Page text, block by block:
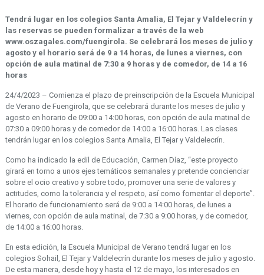
Tendrá lugar en los colegios Santa Amalia, El Tejar y Valdelecrín y
las reservas se pueden formalizar a través de la web
www.oszagales.com/fuengirola. Se celebrará los meses de julio y
agosto y el horario será de 9 a 14 horas, de lunes a viernes, con
opción de aula matinal de 7:30 a 9 horas y de comedor, de 14 a 16
horas
24/4/2023 – Comienza el plazo de preinscripción de la Escuela Municipal
de Verano de Fuengirola, que se celebrará durante los meses de julio y
agosto en horario de 09:00 a 14:00 horas, con opción de aula matinal de
07:30 a 09:00 horas y de comedor de 14:00 a 16:00 horas. Las clases
tendrán lugar en los colegios Santa Amalia, El Tejar y Valdelecrín.
Como ha indicado la edil de Educación, Carmen Díaz, “este proyecto
girará en torno a unos ejes temáticos semanales y pretende concienciar
sobre el ocio creativo y sobre todo, promover una serie de valores y
actitudes, como la tolerancia y el respeto, así como fomentar el deporte”.
El horario de funcionamiento será de 9:00 a 14:00 horas, de lunes a
viernes, con opción de aula matinal, de 7:30 a 9:00 horas, y de comedor,
de 14:00 a 16:00 horas.
En esta edición, la Escuela Municipal de Verano tendrá lugar en los
colegios Sohail, El Tejar y Valdelecrín durante los meses de julio y agosto.
De esta manera, desde hoy y hasta el 12 de mayo, los interesados en